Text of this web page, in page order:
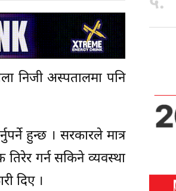
अस्पतालमा पनि
हुन्छ । सरकारले मात्र
गर्न सकिने व्यवस्था
दिए ।